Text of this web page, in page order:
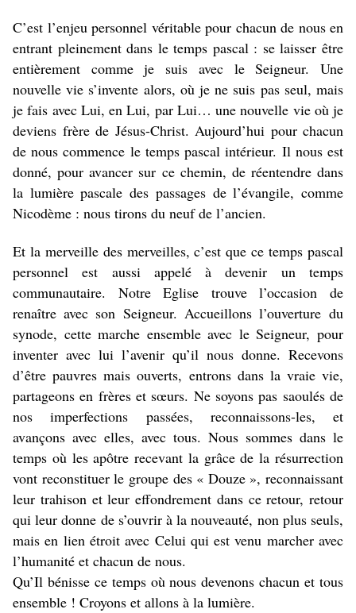
C’est l’enjeu personnel véritable pour chacun de nous en
entrant pleinement dans le temps pascal : se laisser être
entièrement comme je suis avec le Seigneur. Une
nouvelle vie s’invente alors, où je ne suis pas seul, mais
je fais avec Lui, en Lui, par Lui… une nouvelle vie où je
deviens frère de Jésus-Christ. Aujourd’hui pour chacun
de nous commence le temps pascal intérieur. Il nous est
donné, pour avancer sur ce chemin, de réentendre dans
la lumière pascale des passages de l’évangile, comme
Nicodème : nous tirons du neuf de l’ancien.
Et la merveille des merveilles, c’est que ce temps pascal
personnel est aussi appelé à devenir un temps
communautaire. Notre Eglise trouve l’occasion de
renaître avec son Seigneur. Accueillons l’ouverture du
synode, cette marche ensemble avec le Seigneur, pour
inventer avec lui l’avenir qu’il nous donne. Recevons
d’être pauvres mais ouverts, entrons dans la vraie vie,
partageons en frères et sœurs. Ne soyons pas saoulés de
nos imperfections passées, reconnaissons-les, et
avançons avec elles, avec tous. Nous sommes dans le
temps où les apôtre recevant la grâce de la résurrection
vont reconstituer le groupe des « Douze », reconnaissant
leur trahison et leur effondrement dans ce retour, retour
qui leur donne de s’ouvrir à la nouveauté, non plus seuls,
mais en lien étroit avec Celui qui est venu marcher avec
l’humanité et chacun de nous.
Qu’Il bénisse ce temps où nous devenons chacun et tous
ensemble ! Croyons et allons à la lumière.